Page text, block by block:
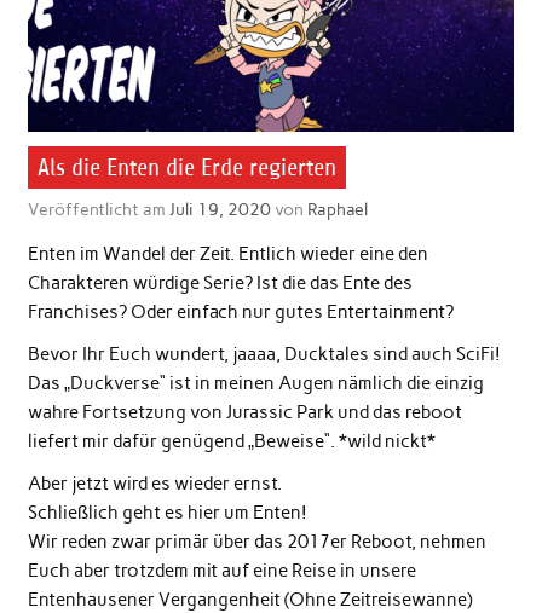
Als die Enten die Erde regierten
Veröffentlicht am Juli 19, 2020von Raphael
Enten im Wandel der Zeit. Entlich wieder eine den
Charakteren würdige Serie? Ist die das Ente des
Franchises? Oder einfach nur gutes Entertainment?
Bevor Ihr Euch wundert, jaaaa, Ducktales sind auch SciFi!
Das „Duckverse“ ist in meinen Augen nämlich die einzig
wahre Fortsetzung von Jurassic Park und das reboot
liefert mir dafür genügend „Beweise“. *wild nickt*
Aber jetzt wird es wieder ernst.
Schließlich geht es hier um Enten!
Wir reden zwar primär über das 2017er Reboot, nehmen
Euch aber trotzdem mit auf eine Reise in unsere
Entenhausener Vergangenheit (Ohne Zeitreisewanne)